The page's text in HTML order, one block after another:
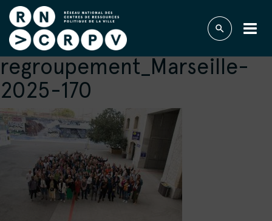
regroupement_Marseille-
2025-170